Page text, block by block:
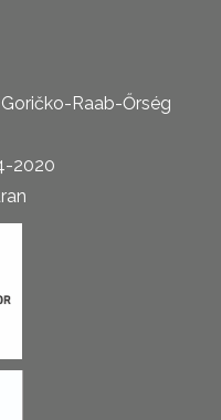
Raab-Őrség
2020